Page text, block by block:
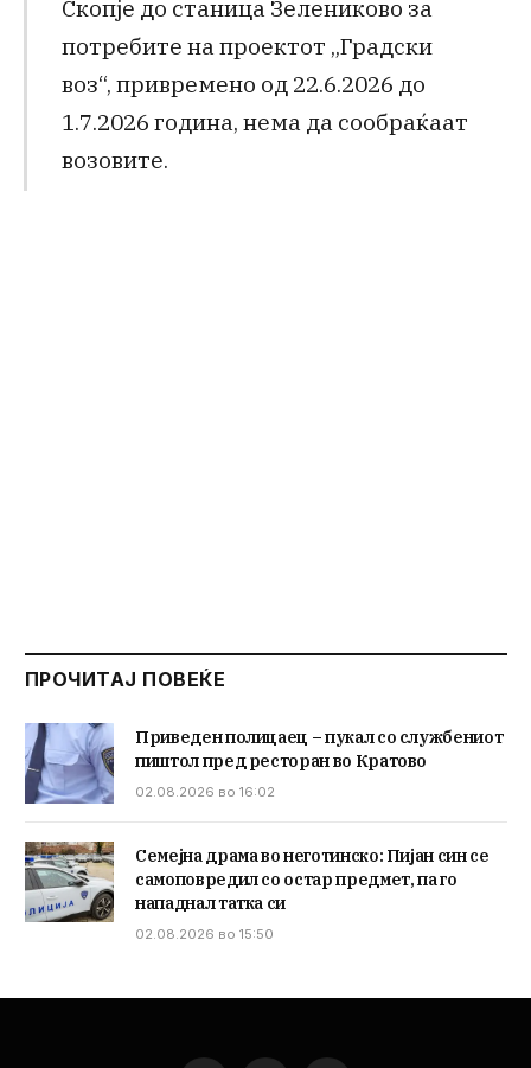
Скопје до станица Зелениково за
потребите на проектот „Градски
воз“, привремено од 22.6.2026 до
1.7.2026 година, нема да сообраќаат
возовите.
ПРОЧИТАЈ ПОВЕЌЕ
Приведен полицаец – пукал со службениот
пиштол пред ресторан во Кратово
02.08.2026 во 16:02
Семејна драма во неготинско: Пијан син се
самоповредил со остар предмет, па го
нападнал татка си
02.08.2026 во 15:50